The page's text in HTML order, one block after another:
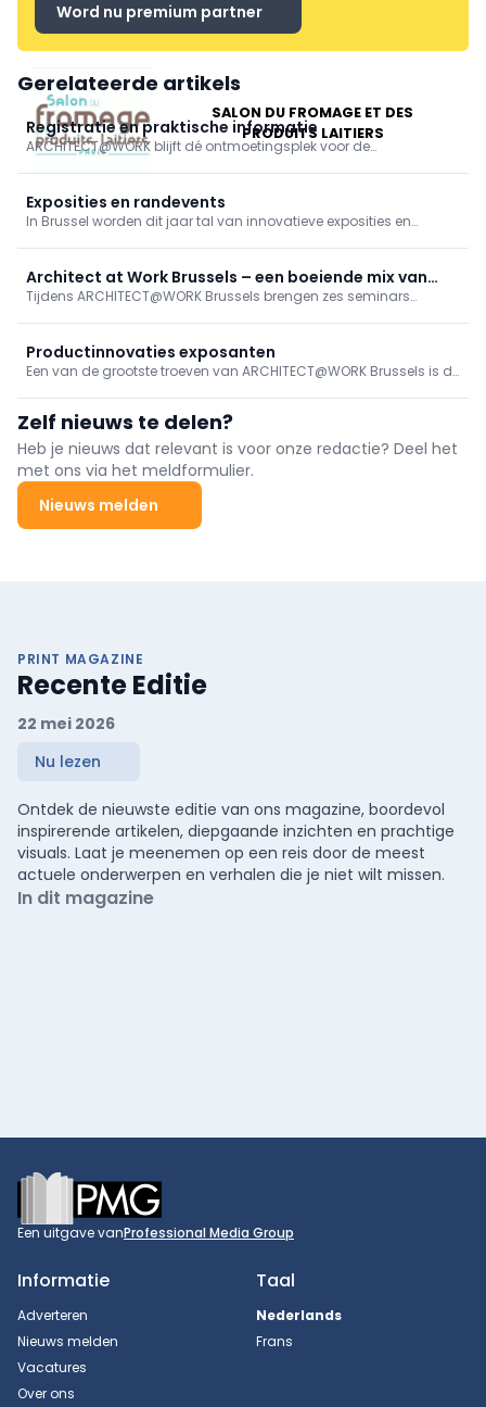
SALON DU FROMAGE ET DES
PRODUITS LAITIERS
Word nu premium partner
Gerelateerde artikels
Registratie en praktische informatie
ARCHITECT@WORK blijft dé ontmoetingsplek voor de
leven komt.
Exposities en randevents
In Brussel worden dit jaar tal van innovatieve exposities en
bijzondere tentoonstelling rond bespoke materialen, met focus op
het bewerken en herwaarderen van bestaand materiaal.
Architect at Work Brussels – een boeiende mix van
nationale en internationale sprekers
Tijdens ARCHITECT@WORK Brussels brengen zes seminars
Productinnovaties exposanten
Een van de grootste troeven van ARCHITECT@WORK Brussels is de
300 vernieuwende producten presenteren.
Zelf nieuws te delen?
Heb je nieuws dat relevant is voor onze redactie? Deel het
met ons via het meldformulier.
Nieuws melden
PRINT MAGAZINE
Recente Editie
22 mei 2026
Nu lezen
Ontdek de nieuwste editie van ons magazine, boordevol
inspirerende artikelen, diepgaande inzichten en prachtige
visuals. Laat je meenemen op een reis door de meest
actuele onderwerpen en verhalen die je niet wilt missen.
In dit magazine
Footer
Een uitgave vanProfessional Media Group
Informatie
Adverteren
Nieuws melden
Vacatures
Over ons
Taal
Nederlands
Frans